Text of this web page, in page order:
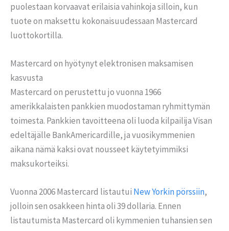
puolestaan korvaavat erilaisia vahinkoja silloin, kun
tuote on maksettu kokonaisuudessaan Mastercard
luottokortilla.
Mastercard on hyötynyt elektronisen maksamisen
kasvusta
Mastercard on perustettu jo vuonna 1966
amerikkalaisten pankkien muodostaman ryhmittymän
toimesta. Pankkien tavoitteena oli luoda kilpailija Visan
edeltäjälle BankAmericardille, ja vuosikymmenien
aikana nämä kaksi ovat nousseet käytetyimmiksi
maksukorteiksi.
Vuonna 2006 Mastercard listautui New Yorkin pörssiin,
jolloin sen osakkeen hinta oli 39 dollaria. Ennen
listautumista Mastercard oli kymmenien tuhansien sen